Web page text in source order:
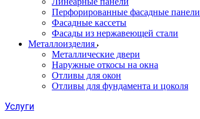
Перфорированные фасадные панели
Фасадные кассеты
Фасады из нержавеющей стали
Металлоизделия
Металлические двери
Наружные откосы на окна
Отливы для окон
Отливы для фундамента и цоколя
Услуги